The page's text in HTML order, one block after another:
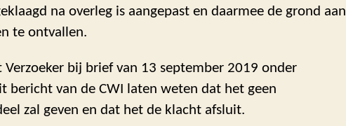
na overleg is aangepast en daarmee de grond aan
te ontvallen.
Verzoeker bij brief van 13 september 2019 onder
bericht van de CWI laten weten dat het geen
zal geven en dat het de klacht afsluit.